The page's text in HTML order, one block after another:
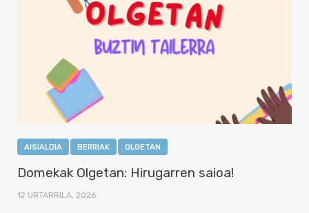
AISIALDIA BERRIAK OLGETAN
Domekak Olgetan: Hirugarren saioa!
12 URTARRILA, 2026